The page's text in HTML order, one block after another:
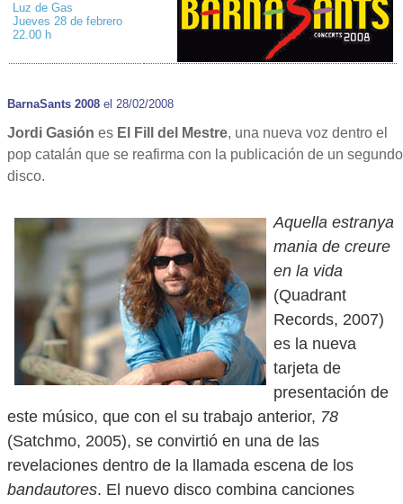
Luz de Gas
Jueves 28 de febrero
22.00 h
BarnaSants 2008 el 28/02/2008
Jordi Gasión es El Fill del Mestre, una nueva voz dentro el
pop catalán que se reafirma con la publicación de un segundo
disco.
Aquella estranya
mania de creure
en la vida
(Quadrant
Records, 2007)
es la nueva
tarjeta de
presentación de
este músico, que con el su trabajo anterior, 78
(Satchmo, 2005), se convirtió en una de las
revelaciones dentro de la llamada escena de los
bandautores. El nuevo disco combina canciones